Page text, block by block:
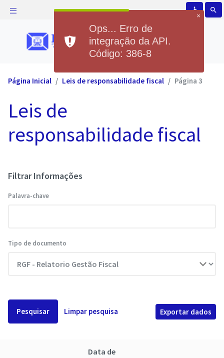
accessible search
Página Inicial Leis de responsabilidade fiscal Página 3
Leis de
responsabilidade fiscal
Filtrar Informações
Palavra-chave
Tipo de documento
Pesquisar Limpar pesquisa Exportar dados
Data de
×
Ops... Erro de
integração da API.
Código: 386-8